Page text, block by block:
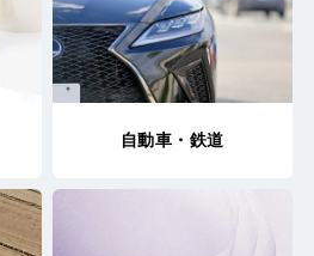
自動車・鉄道